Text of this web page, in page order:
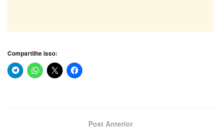
Compartilhe isso:
Post Anterior